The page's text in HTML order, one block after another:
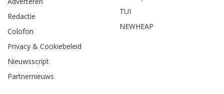
Redactie
Colofon
Privacy & Cookiebeleid
Nieuwsscript
Partnernieuws
TUI
NEWHEAP